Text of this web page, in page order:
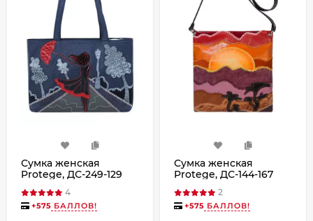
Сумка женская
Protege, ДС-249-129
4
+575 БАЛЛОВ!
Сумка женская
Protege, ДС-144-167
2
+575 БАЛЛОВ!